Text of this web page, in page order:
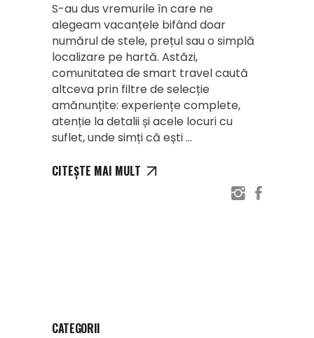
S-au dus vremurile în care ne
alegeam vacanțele bifând doar
numărul de stele, prețul sau o simplă
localizare pe hartă. Astăzi,
comunitatea de smart travel caută
altceva prin filtre de selecție
amănunțite: experiențe complete,
atenție la detalii și acele locuri cu
suflet, unde simți că ești
CITEȘTE MAI MULT
CATEGORII